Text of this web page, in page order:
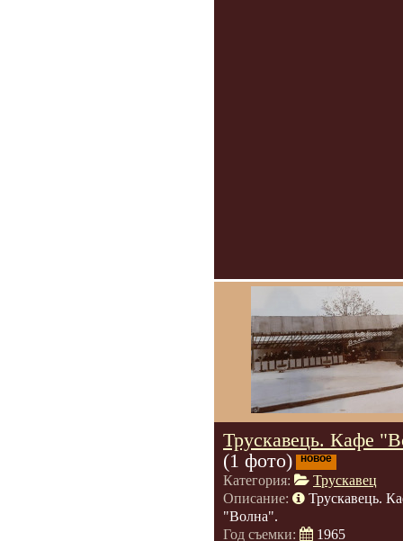
Трускавець. Кафе
(1 фото)
новое
Категория:
Трускавец
Описание:
Трускавець.
"Волна".
Год съемки:
1965